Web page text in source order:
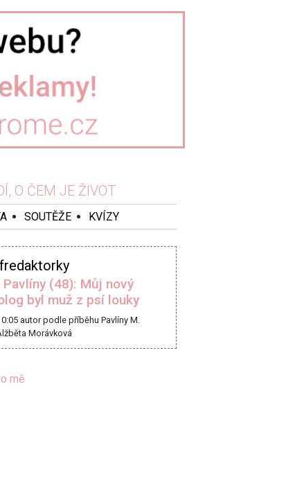
O ČEM JE ŽIVOT
SOUTĚŽE KVÍZY
Pavlíny (48): Můj nový
byl muž z psí louky
0:05 autor podle příběhu Pavlíny M.
Morávková
mě